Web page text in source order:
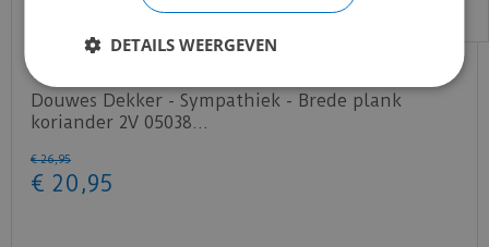
Douwes Dekker - Sympathiek - Brede plank
koriander 2V 05038…
€ 26,95
€ 20 ,95
DETAILS WEERGEVEN